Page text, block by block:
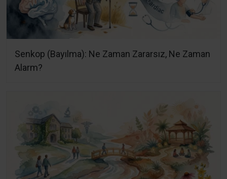
Senkop (Bayılma): Ne Zaman Zararsız, Ne Zaman
Alarm?